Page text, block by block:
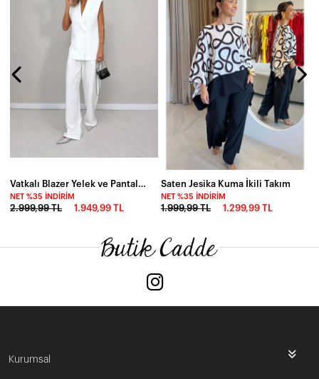
Vatkalı Blazer Yelek ve Pantalon Takım Beyaz
NET %35 İNDIRIM
2.999,99 TL 1.949,99 TL
Saten Jesika Kuma İkili Takım
NET %35 İNDIRIM
1.999,99 TL 1.299,99 TL
Kurumsal